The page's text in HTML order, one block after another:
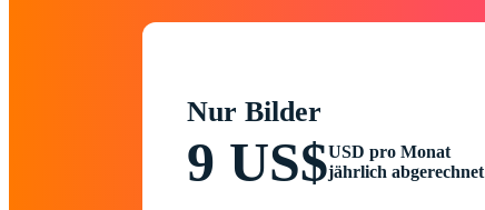
Nur Bilder
9 US$USD pro Monat
jährlich abgerechnet